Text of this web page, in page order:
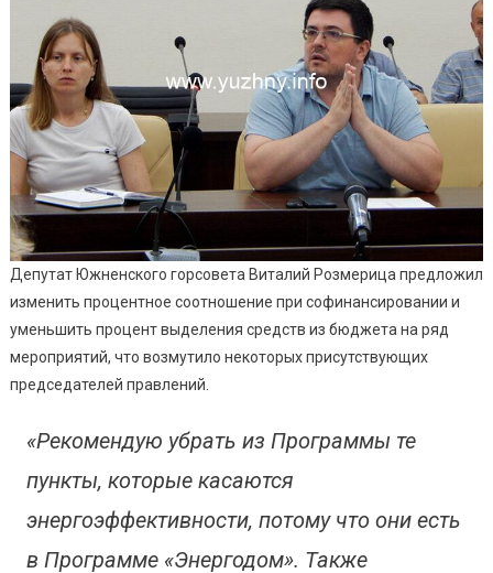
Депутат Южненского горсовета Виталий Розмерица предложил
изменить процентное соотношение при софинансировании и
уменьшить процент выделения средств из бюджета на ряд
мероприятий, что возмутило некоторых присутствующих
председателей правлений.
«Рекомендую убрать из Программы те
пункты, которые касаются
энергоэффективности, потому что они есть
в Программе «Энергодом». Также